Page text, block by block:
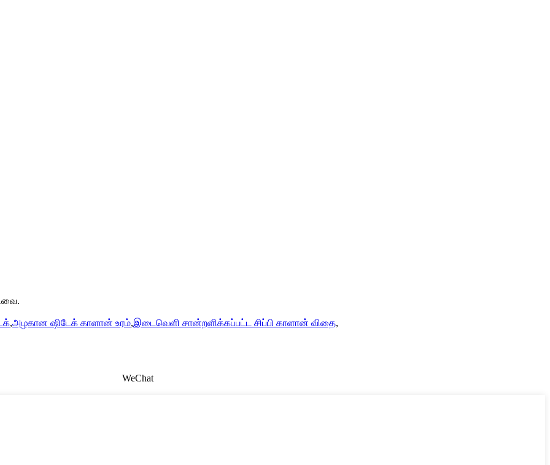
,அழகான ஷிடேக் காளான் உரம்,இடைவெளி சான்றளிக்கப்பட்ட சிப்பி காளான் விதை,
WeChat